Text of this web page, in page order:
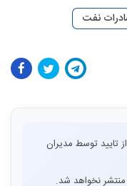
نفت
توسط مدیران
منتشر نخواهد شد.